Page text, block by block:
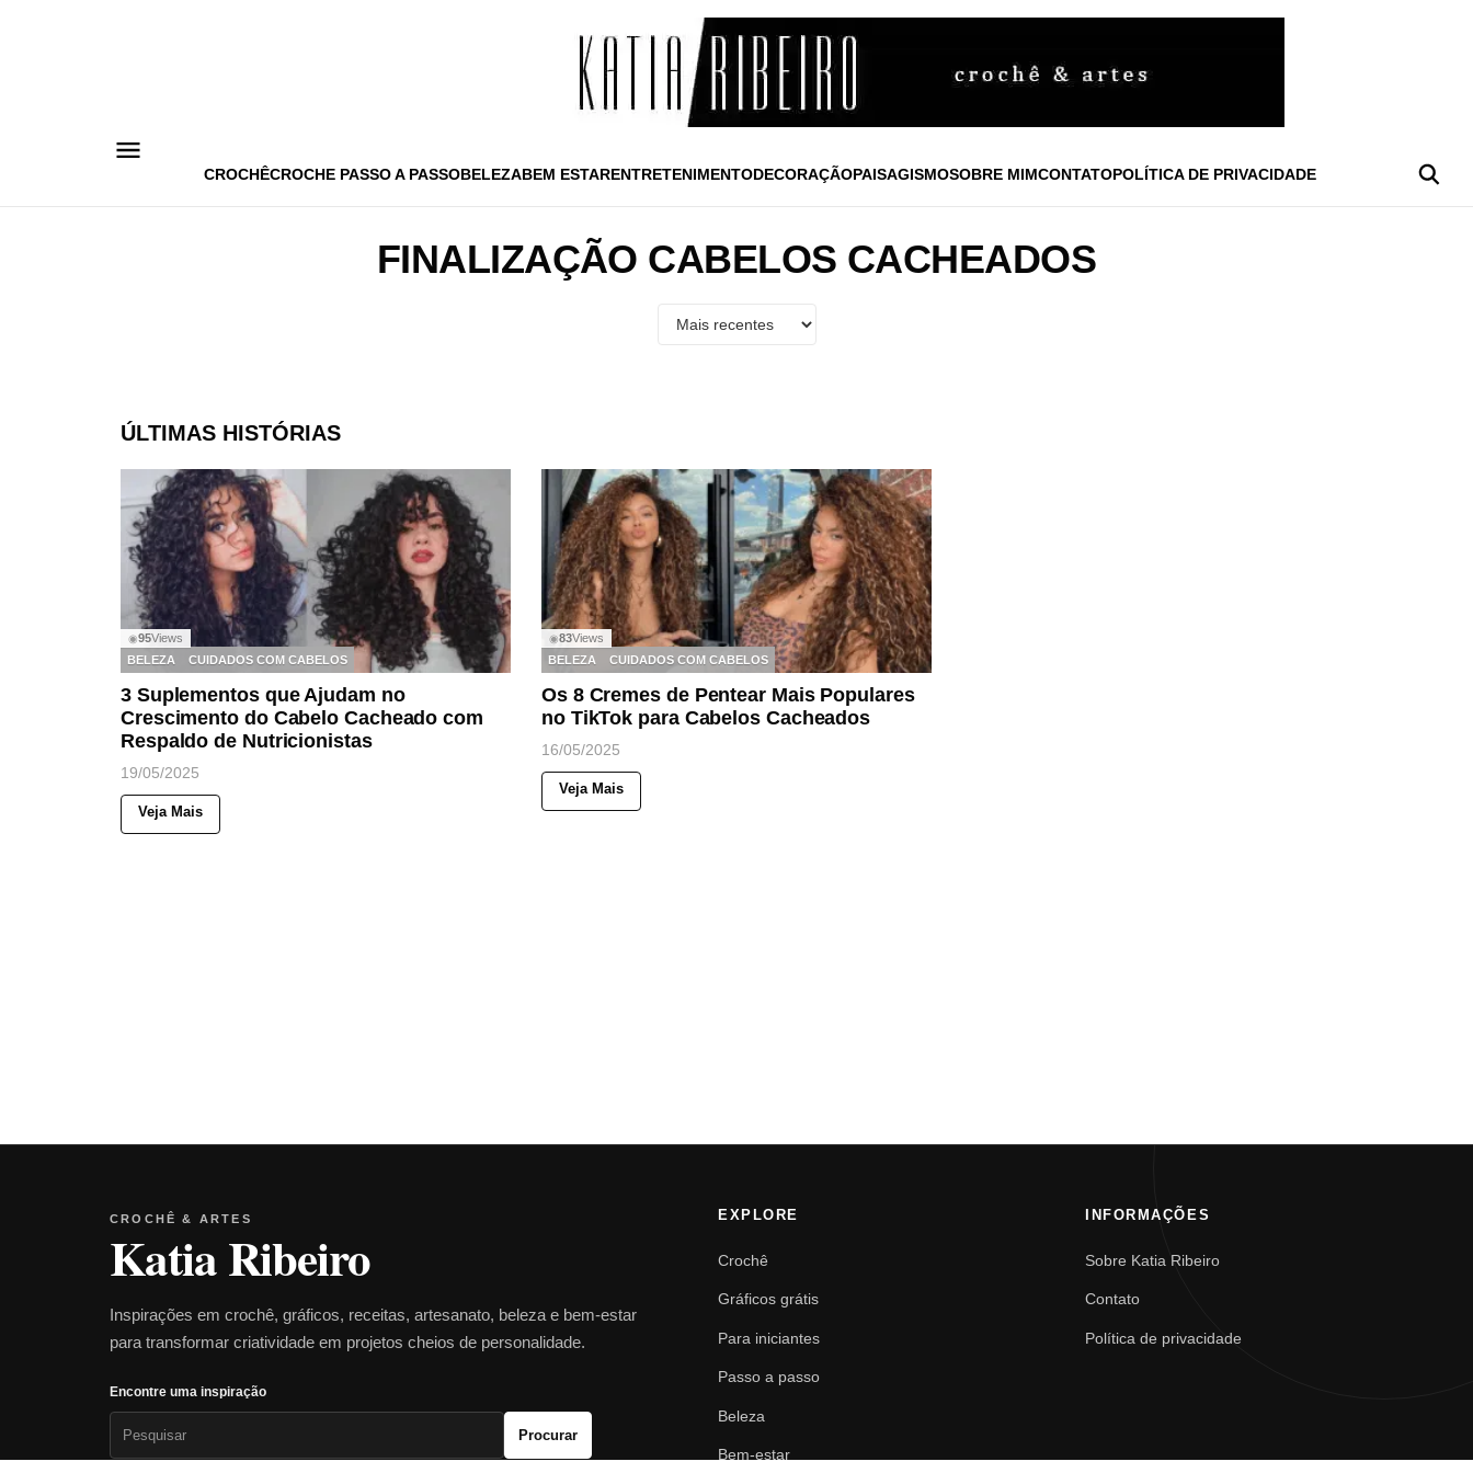
CROCHÊCROCHE PASSO A PASSOBELEZABEM ESTARENTRETENIMENTODECORAÇÃOPAISAGISMOSOBRE MIMCONTATOPOLÍTICA DE PRIVACIDADE
FINALIZAÇÃO CABELOS CACHEADOS
ÚLTIMAS HISTÓRIAS
◉95Views
BELEZA
CUIDADOS COM CABELOS
3 Suplementos que Ajudam no
Crescimento do Cabelo Cacheado com
Respaldo de Nutricionistas
19/05/2025
Veja Mais
◉83Views
BELEZA
CUIDADOS COM CABELOS
Os 8 Cremes de Pentear Mais Populares
no TikTok para Cabelos Cacheados
16/05/2025
Veja Mais
CROCHÊ & ARTES
Katia Ribeiro
Inspirações em crochê, gráficos, receitas, artesanato, beleza e bem-estar
para transformar criatividade em projetos cheios de personalidade.
Encontre uma inspiração
Procurar
EXPLORE
Crochê
Gráficos grátis
Para iniciantes
Passo a passo
Beleza
Bem-estar
INFORMAÇÕES
Sobre Katia Ribeiro
Contato
Política de privacidade